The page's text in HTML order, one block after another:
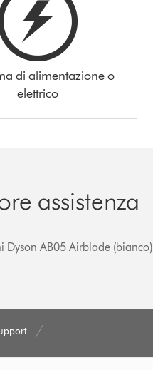
di alimentazione o
elettrico
assistenza
Dyson AB05 Airblade (bianco)